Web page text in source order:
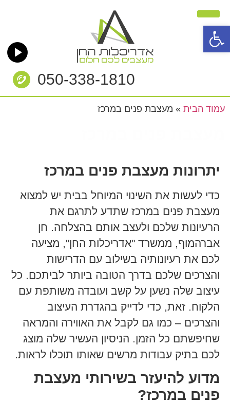
050-338-1810
עמוד הבית » מעצבת פנים במרכז
יתרונות מעצבת פנים במרכז
כדי לעשות את השינוי המיוחל בבית יש למצוא
מעצבת פנים במרכז שתדע לתרגם את
הרעיונות שלכם ולעצב אותם בהצלחה. חן
אברהמוף, ממשרד "אדריכלות החן", מציעה
לכם את רעיונותיה בשילוב עם הדרישות
והצרכים שלכם בדרך הטובה ביותר לביתכם. כל
עיצוב שלה נשען על קשב ועובדה משותפת עם
הלקוח. זאת, כדי לדייק בהגדרת העיצוב
והצרכים – כמו גם לקבל את האווירה והמראה
שחיפשתם כל הזמן. הניסיון העשיר שלה מוצג
לכם בתיק עבודות מרשים שאותו תוכלו לראות.
מדוע להיעזר בשירותי מעצבת
פנים במרכז?
פתח סרגל נגישות